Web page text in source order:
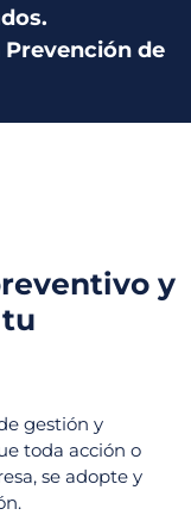
de
y
gestión y
toda acción o
se adopte y